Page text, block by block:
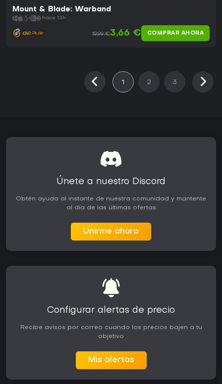
Mount & Blade: Warband
hace 13h
19,99 €3,66 € COMPRAR AHORA
1 2 3
Únete a nuestro Discord
Obtén ayuda al instante de nuestra comunidad y mantente
al día de las últimas ofertas
Unirme ahora
Configurar alertas de precio
Recibe avisos por correo cuando los precios bajen a tu
objetivo
Mis alertas